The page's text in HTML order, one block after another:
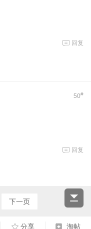
回复
50#
回复
下一页
分享 淘帖